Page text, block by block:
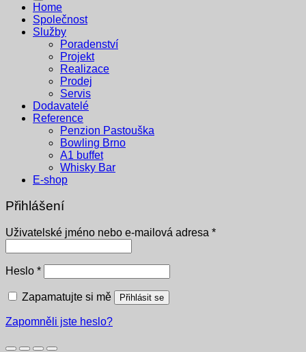
Home
Společnost
Služby
Poradenství
Projekt
Realizace
Prodej
Servis
Dodavatelé
Reference
Penzion Pastouška
Bowling Brno
A1 buffet
Whisky Bar
E-shop
Přihlášení
Uživatelské jméno nebo e-mailová adresa *Povinné
Heslo *Povinné
Zapamatujte si mě Přihlásit se
Zapomněli jste heslo?